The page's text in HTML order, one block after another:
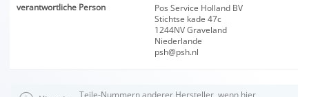
verantwortliche Person
Pos Service Holland BV
Stichtse kade 47c
1244NV Graveland
Niederlande
psh@psh.nl